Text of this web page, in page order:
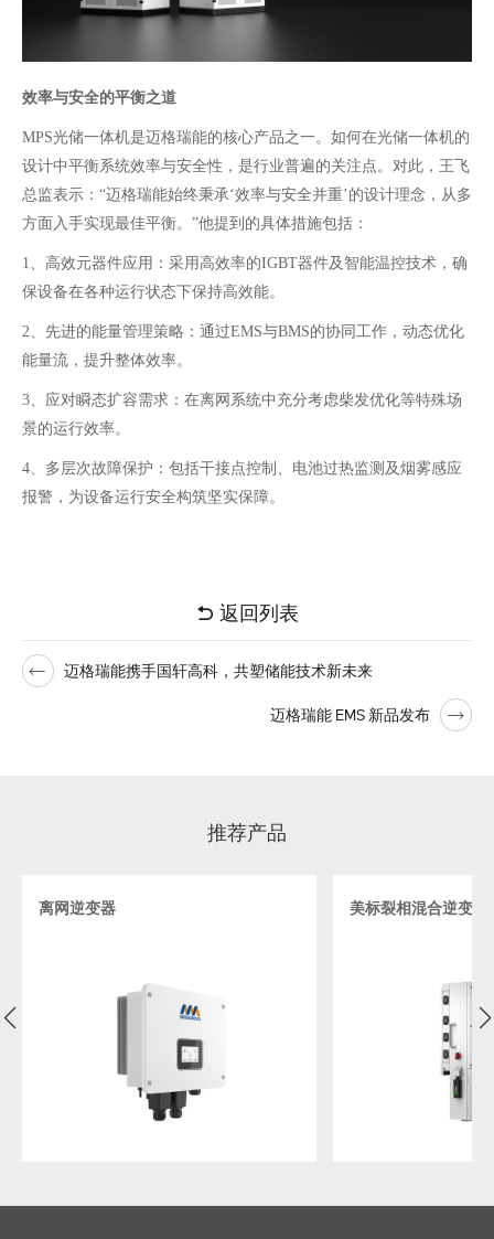
效率与安全的平衡之道
MPS光储一体机是迈格瑞能的核心产品之一。如何在光储一体机的
设计中平衡系统效率与安全性，是行业普遍的关注点。对此，王飞
总监表示： “迈格瑞能始终秉承‘效率与安全并重’的设计理念，从多
方面入手实现最佳平衡。”他提到的具体措施包括：
1、高效元器件应用：采用高效率的IGBT器件及智能温控技术，确
保设备在各种运行状态下保持高效能。
2、先进的能量管理策略：通过EMS与BMS的协同工作，动态优化
能量流，提升整体效率。
3、应对瞬态扩容需求：在离网系统中充分考虑柴发优化等特殊场
景的运行效率。
4、多层次故障保护：包括干接点控制、电池过热监测及烟雾感应
报警，为设备运行安全构筑坚实保障。
返回列表
迈格瑞能携手国轩高科，共塑储能技术新未来
迈格瑞能 EMS 新品发布
推荐产品
离网逆变器 美标裂相混合逆变器